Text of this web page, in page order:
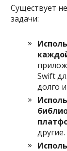
Существует
задачи:
Swift
долго
другие.